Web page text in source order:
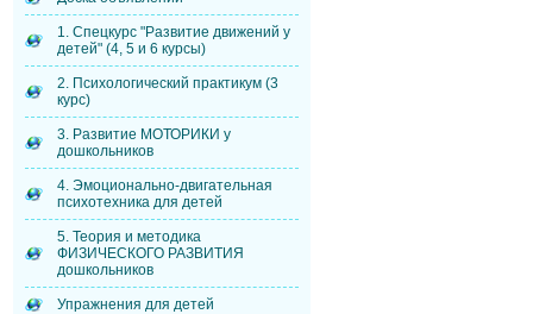
1. Спецкурс "Развитие движений у
детей" (4, 5 и 6 курсы)
2. Психологический практикум (3
курс)
3. Развитие МОТОРИКИ у
дошкольников
4. Эмоционально-двигательная
психотехника для детей
5. Теория и методика
ФИЗИЧЕСКОГО РАЗВИТИЯ
дошкольников
Упражнения для детей